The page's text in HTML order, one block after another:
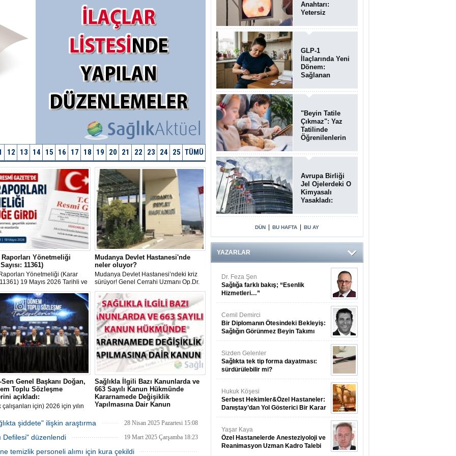
12 13 14 15 16 17 18 19 20 21 22 23 24 25 TÜMÜ
Raporları Yönetmeliği
11361)
Yönetmeliği (Karar
11361) 19 Mayıs 2026 Tarihli ve
Resmî Gazete'de
Mudanya Devlet Hastanesi'nde
neler oluyor?
Mudanya Devlet Hastanesi’ndeki kriz
sürüyor! Genel Cerrahi Uzmanı Op.Dr.
Rafet Sağlık’ın sürgüne gönderilmesinin
ardından bir hemşirenin de görev yeri
değiştirildi.
Sen Genel Başkanı Doğan,
Toplu Sözleşme
açıkladı:
çalışanları için) 2026 için yılın
zam, bunun yanı sıra yüzde
payı ve yüzde 25 oransal zam
Sağlıkla İlgili Bazı Kanunlarda ve
663 Sayılı Kanun Hükmünde
Kararnamede Değişiklik
Yapılmasına Dair Kanun
Sayılı Kanun Hükmünde Kararnamede
Temmuz 2025 Tarihli ve 32965 Sayılı
şiddete" ilişkin araştırma 28 Nisan 2025 Pazartesi 15:08
Defilesi" düzenlendi 19 Mart 2025 Çarşamba 18:23
temizlik personeli alımı için kura çekildi
Anahtarı:
Yetersiz
Temizliği
Poliplerin
Kaçmasına
Neden Oluyor
GLP-1
İlaçlarında Yeni
Dönem:
Sağlanan
Yalnızca Kilo
Kaybıyla Sınırlı
"Beyin Tatile
Çıkmaz": Yaz
Tatilinde
Öğrenilenlerin
Unutulabiliyor
Avrupa Birliği
Jel Ojelerdeki O
Kimyasalı
Yasakladı:
Riski Uyarısı
DÜN BU HAFTA BU AY
YAZARLAR
Dr. Feza Şen
Sağlığa farklı bakış; “Esenlik
Hizmetleri…”
Cemil Demirci
Bir Diplomanın Ötesindeki Bekleyiş:
Sağlığın Görünmez Beyin Takımı
Sizden Gelenler
Sağlıkta tek tip forma dayatması:
sürdürülebilir mi?
Hukuk Köşesi
Serbest Hekimler&Özel Hastaneler:
Danıştay’dan Yol Gösterici Bir Karar
Yaşar Kaya
Özel Hastanelerde Anesteziyoloji ve
Reanimasyon Uzman Kadro Talebi